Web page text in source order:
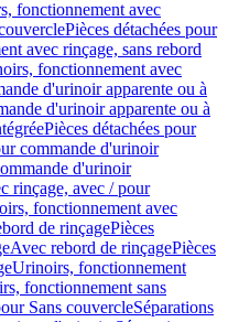
fonctionnement avec
Pièces détachées pour
avec rinçage, sans rebord
fonctionnement avec
d'urinoir apparente ou à
d'urinoir apparente ou à
Pièces détachées pour
commande d'urinoir
d'urinoir
rinçage, avec / pour
fonctionnement avec
de rinçagePièces
Avec rebord de rinçagePièces
Urinoirs, fonctionnement
fonctionnement sans
Sans couvercleSéparations